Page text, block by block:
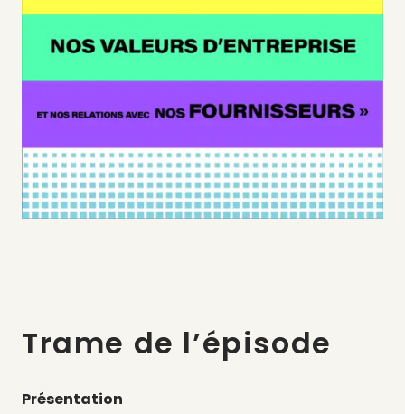
Trame de l’épisode
Présentation